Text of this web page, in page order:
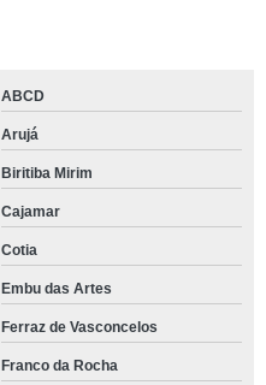
ABCD
Arujá
Biritiba Mirim
Cajamar
Cotia
Embu das Artes
Ferraz de Vasconcelos
Franco da Rocha